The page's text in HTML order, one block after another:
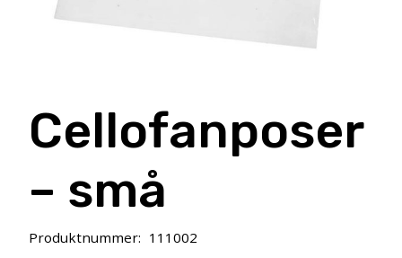
Cellofanposer
– små
Produktnummer: 111002